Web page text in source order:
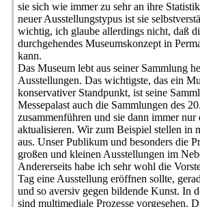
sie sich wie immer zu sehr an ihre
neuer Ausstellungstypus ist sie
wichtig, ich glaube allerdings nicht, daß
durchgehendes Museumskonzept in
kann.
Das Museum lebt aus seiner Sammlung
Ausstellungen. Das wichtigste, das ein
konservativer Standpunkt, ist seine
Messepalast auch die Sammlungen des
zusammenführen und sie dann immer
aktualisieren. Wir zum Beispiel stellen in
aus. Unser Publikum und besonders die
großen und kleinen Ausstellungen im
Andererseits habe ich sehr wohl die
Tag eine Ausstellung eröffnen sollte,
und so aversiv gegen bildende Kunst. In
sind multimediale Prozesse vorgesehen.